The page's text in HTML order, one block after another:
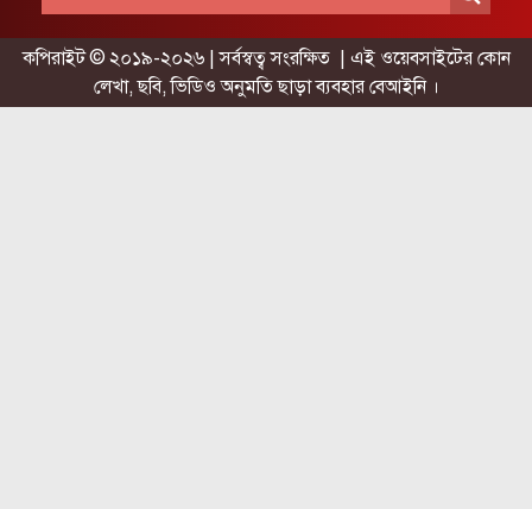
কপিরাইট © ২০১৯-২০২৬ | সর্বস্বত্ব সংরক্ষিত | এই ওয়েবসাইটের কোন
লেখা, ছবি, ভিডিও অনুমতি ছাড়া ব্যবহার বেআইনি ।